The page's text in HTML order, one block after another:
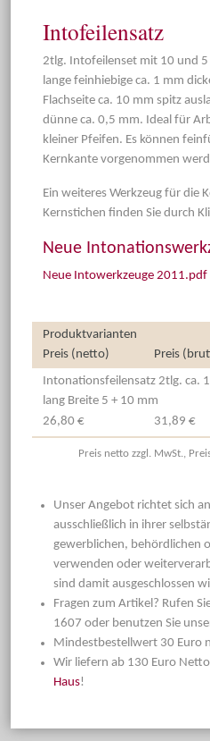
Intofeilensatz
2tlg. Intofeilenset mit 10 und
lange feinhiebige ca. 1 mm
Flachseite ca. 10 mm spitz
dünne ca. 0,5 mm. Ideal für
kleiner Pfeifen. Es können
Kernkante vorgenommen
Ein weiteres Werkzeug für die
Kernstichen finden Sie durch
Neue
Neue Intowerkzeuge 2011.pdf
Produktvarianten
Preis (netto)
Preis
Intonationsfeilensatz 2tlg. ca.
lang Breite 5 + 10 mm
26,80 € 31,89 €
Preis netto zzgl. MwSt.,
Unser Angebot richtet sich
ausschließlich in ihrer
gewerblichen, behördlichen
verwenden oder
sind damit ausgeschlossen
Fragen zum Artikel? Rufen
1607 oder benutzen Sie
Mindestbestellwert 30 Euro
Wir liefern ab 130 Euro
Haus!